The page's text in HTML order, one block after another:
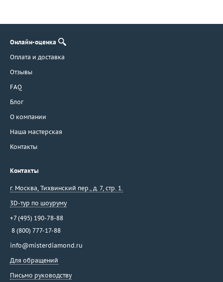
Stephen Webster
Syntya Gioielli
Talento
Tamara Comolli
Tirisi
Tous
Unoaerre
Utopia
Vacheron Constantin
Valente
Онлайн-оценка
Оплата и доставка
Отзывы
FAQ
Блог
О компании
Наша мастерская
Контакты
Контакты
г. Москва Тихвинский пер., д. 7, стр. 1.
3D-тур по шоуруму
+7 (495) 190-78-88
8 (800) 777-17-88
info@misterdiamond.ru
Для обращений
Письмо руководству